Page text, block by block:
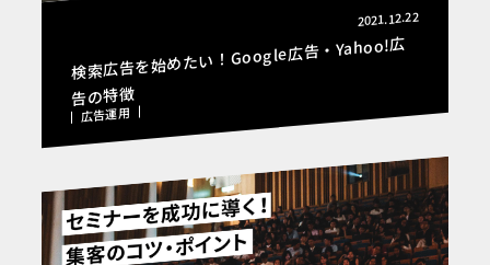
2021.12.22
検索広告を始めたい！Google広告・Yahoo!広
告の特徴
広告運用